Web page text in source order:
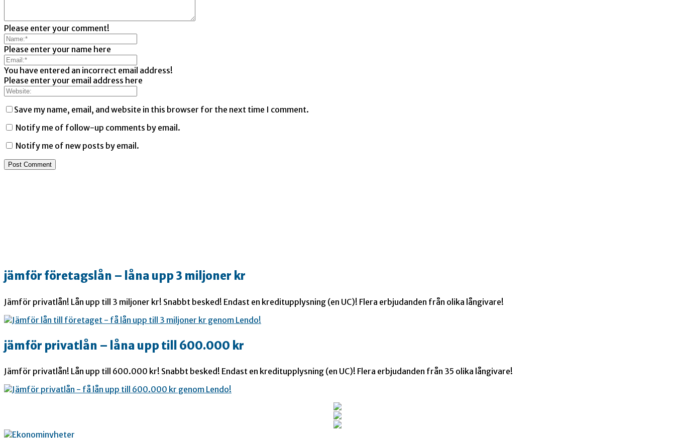
Please enter your comment!
Please enter your name here
You have entered an incorrect email address!
Please enter your email address here
Save my name, email, and website in this browser for the next time I comment.
Notify me of follow-up comments by email.
Notify me of new posts by email.
jämför företagslån – låna upp 3 miljoner kr
Jämför privatlån! Lån upp till 3 miljoner kr! Snabbt besked! Endast en kreditupplysning (en UC)! Flera erbjudanden från olika långivare!
jämför privatlån – låna upp till 600.000 kr
Jämför privatlån! Lån upp till 600.000 kr! Snabbt besked! Endast en kreditupplysning (en UC)! Flera erbjudanden från 35 olika långivare!